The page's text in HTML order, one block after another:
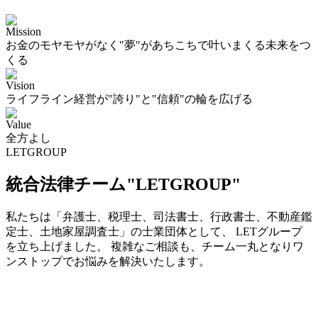
Mission
お金のモヤモヤがなく"夢"があちこちで叶いまくる未来をつ
くる
Vision
ライフライン経営が"誇り"と"信頼"の輪を広げる
Value
全方よし
LETGROUP
統合法律チーム"LETGROUP"
私たちは「弁護士、税理士、司法書士、行政書士、不動産鑑
定士、土地家屋調査士」の士業団体として、 LETグループ
を立ち上げました。 複雑なご相談も、チーム一丸となりワ
ンストップでお悩みを解決いたします。